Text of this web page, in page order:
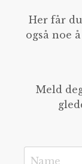
Her får
også noe
Meld